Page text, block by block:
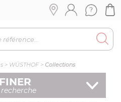
> WÜSTHOF> Collections